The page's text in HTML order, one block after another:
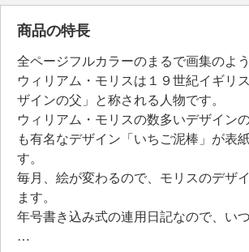
商品の特長
全ページフルカラーのまるで画集のよ
ウィリアム・モリスは１９世紀イギリ
ザインの父」と称される人物です。
ウィリアム・モリスの数多いデザイン
も有名なデザイン「いちご泥棒」が表
す。
毎月、絵が変わるので、モリスのデザ
ます。
年号書き込み式の連用日記なので、い
ートしていただけます。